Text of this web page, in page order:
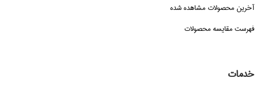
آخرین محصولات مشاهده شده
فهرست مقایسه محصولات
خدمات